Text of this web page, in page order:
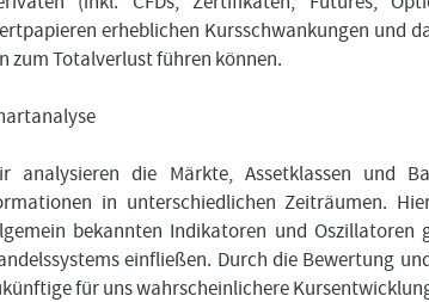
erheblichen Kursschwankungen und
zum Totalverlust führen können.
analysieren die Märkte, Assetklassen und
in unterschiedlichen Zeiträumen.
bekannten Indikatoren und
einfließen. Durch die Bewertung
für uns wahrscheinlichere